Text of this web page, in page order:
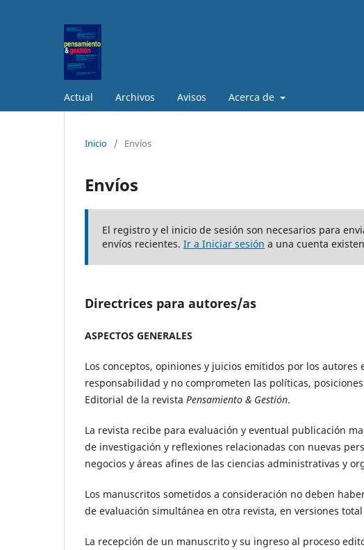
Actual Archivos Avisos Acerca de
Inicio / Envíos
Envíos
El registro y el inicio de sesión son necesarios para
envíos recientes. Ir a Iniciar sesión a una cuenta
Directrices para autores/as
ASPECTOS GENERALES
Los conceptos, opiniones y juicios emitidos por los
responsabilidad y no comprometen las políticas,
Editorial de la revista Pensamiento & Gestión.
La revista recibe para evaluación y eventual publicación
de investigación y reflexiones relacionadas con nuevas
negocios y áreas afines de las ciencias administrativas y
Los manuscritos sometidos a consideración no deben
de evaluación simultánea en otra revista, en versiones
La recepción de un manuscrito y su ingreso al proceso